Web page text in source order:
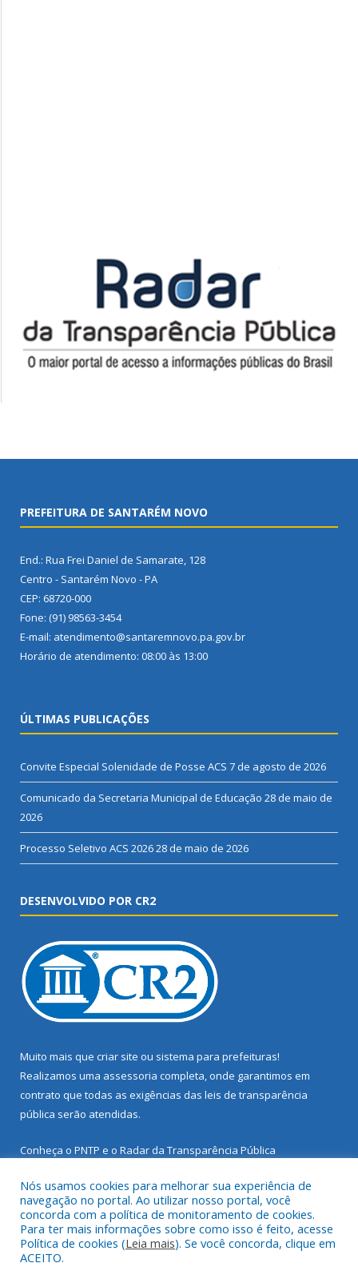
PREFEITURA DE SANTARÉM NOVO
End.: Rua Frei Daniel de Samarate, 128
Centro - Santarém Novo - PA
CEP: 68720-000
Fone: (91) 98563-3454
E-mail: atendimento@santaremnovo.pa.gov.br
Horário de atendimento: 08:00 às 13:00
ÚLTIMAS PUBLICAÇÕES
Convite Especial Solenidade de Posse ACS 7 de agosto de 2026
Comunicado da Secretaria Municipal de Educação 28 de maio de
2026
Processo Seletivo ACS 202628 de maio de 2026
DESENVOLVIDO POR CR2
Muito mais que criar site ou sistema para prefeituras!
Realizamos uma assessoria completa, onde garantimos em
contrato que todas as exigências das leis de transparência
pública serão atendidas.
Conheça o PNTP e o Radar da Transparência Pública
Todos os direitos reservados a Prefeitura Municipal de Santarém
Novo.
Nós usamos cookies para melhorar sua experiência de
navegação no portal. Ao utilizar nosso portal, você
concorda com a política de monitoramento de cookies.
Para ter mais informações sobre como isso é feito, acesse
Política de cookies (Leia mais). Se você concorda, clique em
ACEITO.